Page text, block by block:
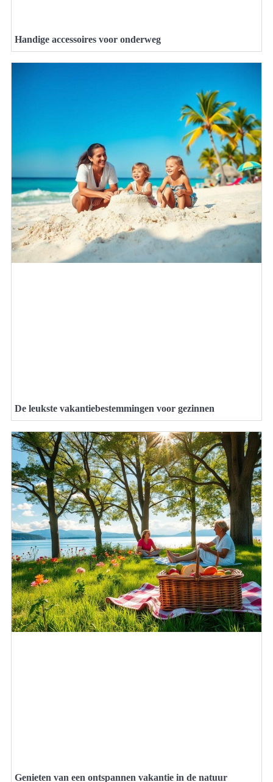
Handige accessoires voor onderweg
De leukste vakantiebestemmingen voor gezinnen
Genieten van een ontspannen vakantie in de natuur